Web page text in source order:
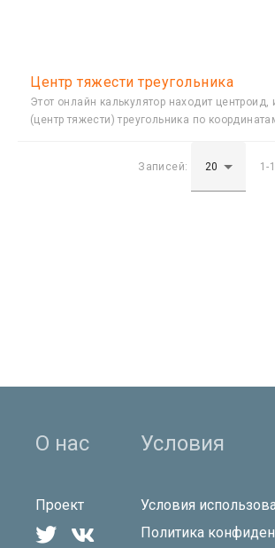
Центр тяжести треугольника
Этот онлайн калькулятор находит центроид,
(центр тяжести) треугольника по
Записей: 1-
О нас
Проект
 
Условия
Условия
Политика